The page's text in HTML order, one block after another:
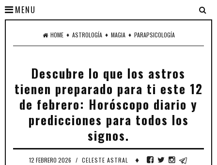
MENU
HOME ♦ ASTROLOGÍA ♦ MAGIA ♦ PARAPSICOLOGÍA
Descubre lo que los astros
tienen preparado para ti este 12
de febrero: Horóscopo diario y
predicciones para todos los
signos.
12 FEBRERO 2026 / CELESTE ASTRAL ♦